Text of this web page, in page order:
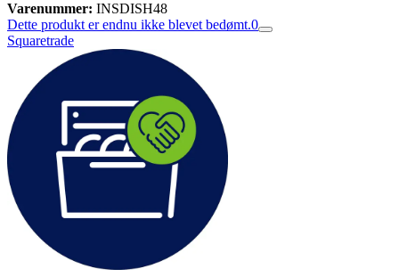
Varenummer: INSDISH48
Dette produkt er endnu ikke blevet bedømt.0
Squaretrade